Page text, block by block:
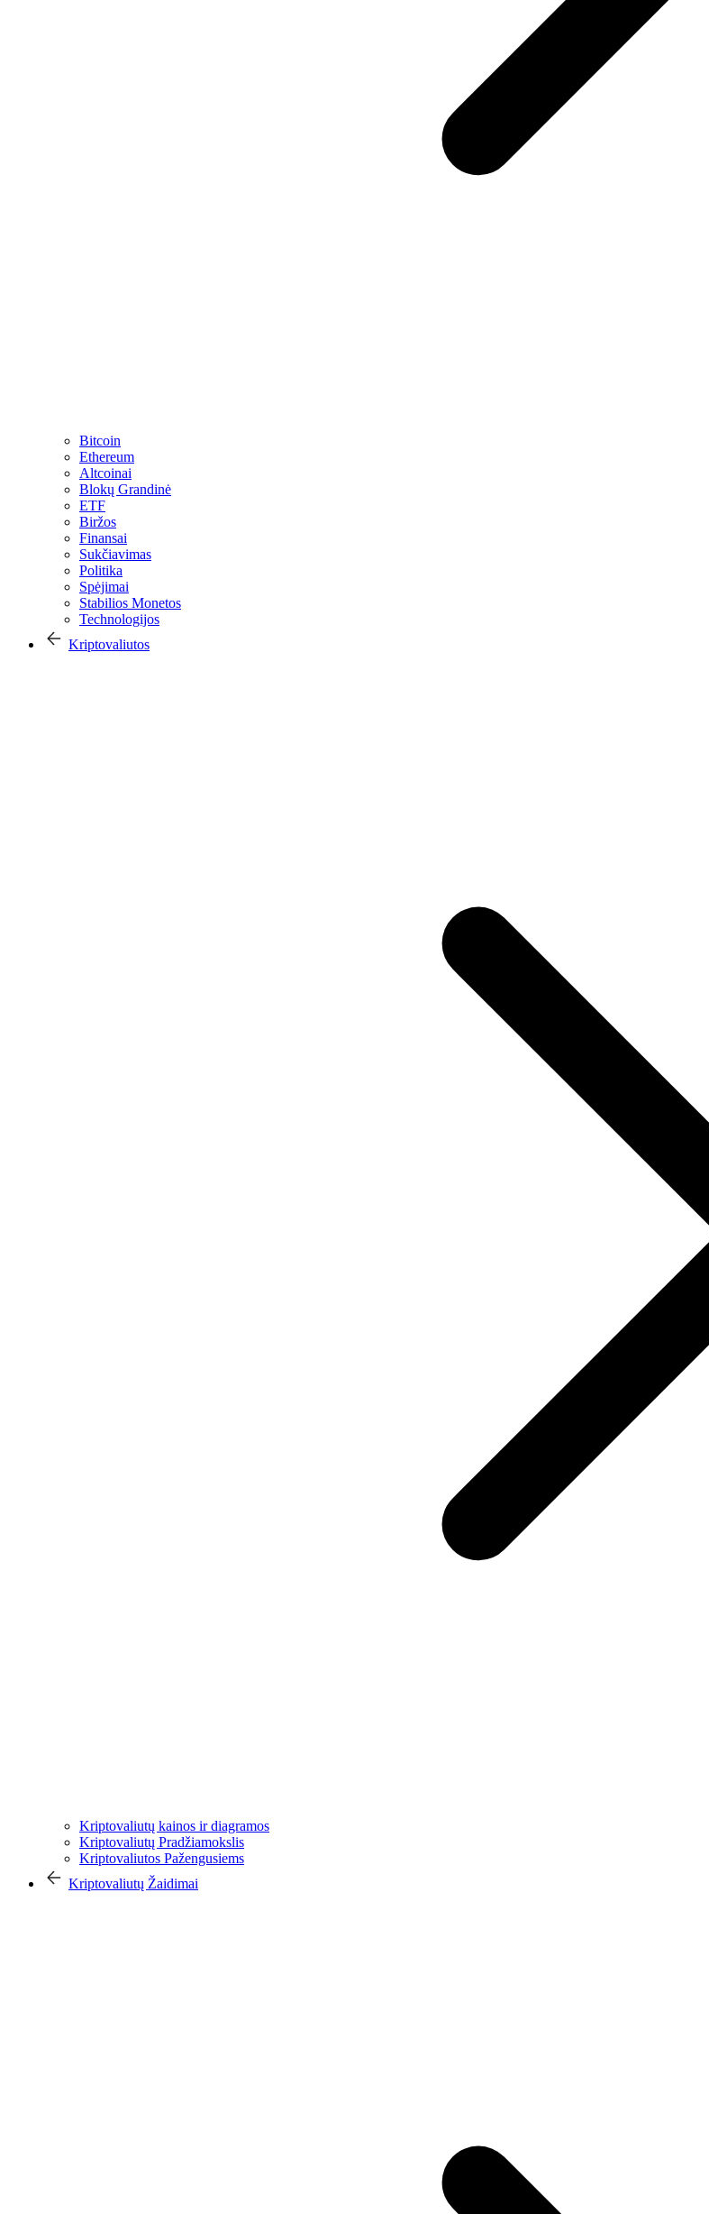
Bitcoin
Ethereum
Altcoinai
Blokų Grandinė
ETF
Biržos
Finansai
Sukčiavimas
Politika
Spėjimai
Stabilios Monetos
Technologijos
Kriptovaliutos
Kriptovaliutų kainos ir diagramos
Kriptovaliutų Pradžiamokslis
Kriptovaliutos Pažengusiems
Kriptovaliutų Žaidimai